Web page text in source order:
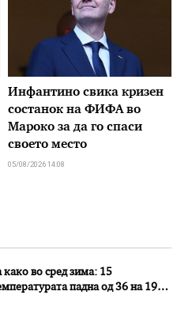
Инфантино свика кризен
состанок на ФИФА во
Мароко за да го спаси
своето место
05/08/2026 14:08
во сред зима: 15
падна од 36 на 19